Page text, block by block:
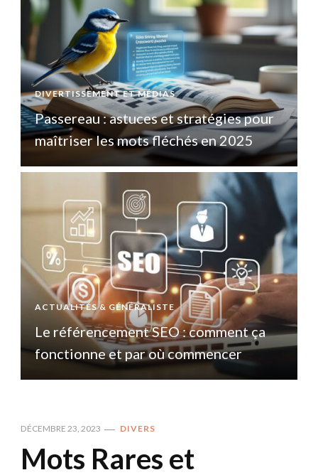
DIVERTISSEMENT ET MÉDIAS
Passereau : astuces et stratégies pour
maîtriser les mots fléchés en 2025
ACTUALITÉS & GÉNÉRALISTE
Le référencement SEO : comment ça
fonctionne et par où commencer
DÉCEMBRE 23, 2023 DIVERS
Mots Rares et